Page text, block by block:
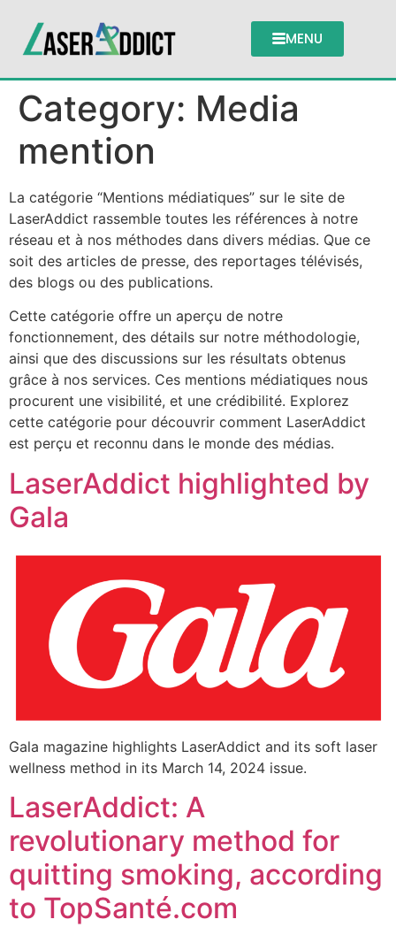
MENU
Category: Media
mention
La catégorie “Mentions médiatiques” sur le site de
LaserAddict rassemble toutes les références à notre
réseau et à nos méthodes dans divers médias. Que ce
soit des articles de presse, des reportages télévisés,
des blogs ou des publications.
Cette catégorie offre un aperçu de notre
fonctionnement, des détails sur notre méthodologie,
ainsi que des discussions sur les résultats obtenus
grâce à nos services. Ces mentions médiatiques nous
procurent une visibilité, et une crédibilité. Explorez
cette catégorie pour découvrir comment LaserAddict
est perçu et reconnu dans le monde des médias.
LaserAddict highlighted by
Gala
Gala magazine highlights LaserAddict and its soft laser
wellness method in its March 14, 2024 issue.
LaserAddict: A
revolutionary method for
quitting smoking, according
to TopSanté.com